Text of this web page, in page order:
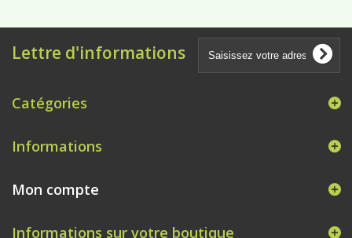
Lettre d'informations
Catégories
Informations
Mon compte
Informations sur votre boutique